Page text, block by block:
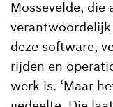
Mossevelde, die
deze software,
rijden en
werk is. ‘Maar